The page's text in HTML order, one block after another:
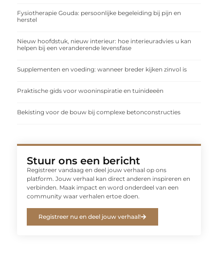
Fysiotherapie Gouda: persoonlijke begeleiding bij pijn en
herstel
Nieuw hoofdstuk, nieuw interieur: hoe interieuradvies u kan
helpen bij een veranderende levensfase
Supplementen en voeding: wanneer breder kijken zinvol is
Praktische gids voor wooninspiratie en tuinideeën
Bekisting voor de bouw bij complexe betonconstructies
Stuur ons een bericht
Registreer vandaag en deel jouw verhaal op ons
platform. Jouw verhaal kan direct anderen inspireren en
verbinden. Maak impact en word onderdeel van een
community waar verhalen ertoe doen.
Registreer nu en deel jouw verhaal!